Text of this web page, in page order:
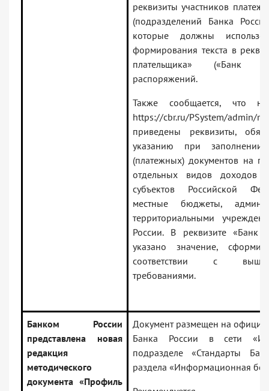
реквизиты участников
(подразделений Банка
которые должны
формирования текста в
плательщика» («Банк
распоряжений.
Также сообщается, что
https://cbr.ru/PSystem/admin/
приведены реквизиты,
указанию при заполнении
(платежных) документов на
отдельных видов доходов
субъектов Российской
местные бюджеты,
территориальными
России. В реквизите «Банк
указано значение,
соответствии с
требованиями.
Банком России
представлена новая
редакция
методического
документа «Профиль
Документ размещен на
Банка России в сети
подразделе «Стандарты
раздела «Информационная